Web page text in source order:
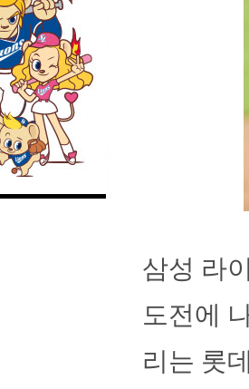
삼성 라
도전에
리는 롯